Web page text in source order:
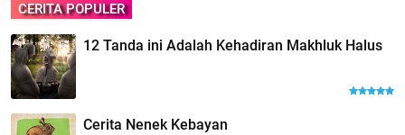
CERITA POPULER
12 Tanda ini Adalah Kehadiran Makhluk Halus
Cerita Nenek Kebayan